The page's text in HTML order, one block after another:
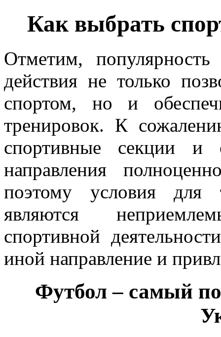
Как выбрать
Отметим,
действия не только
спортом, но и
тренировок. К
спортивные секции и
направления
поэтому условия для
являются
спортивной
иной направление и
Футбол – самый